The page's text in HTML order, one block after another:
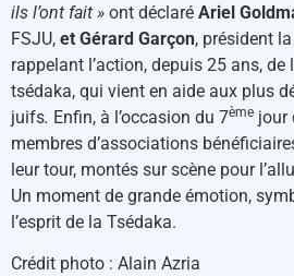
ils l’ont fait » ont déclaré Ariel
FSJU, et Gérard Garçon, président
rappelant l’action, depuis 25 ans, de
tsédaka, qui vient en aide aux plus
juifs. Enfin, à l’occasion du 7ème jour
membres d’associations
leur tour, montés sur scène pour
Un moment de grande émotion,
l’esprit de la Tsédaka.
Crédit photo : Alain Azria